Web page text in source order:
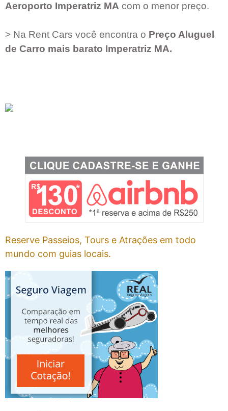
Aeroporto Imperatriz MA com o menor preço.
> Na Rent Cars você encontra o Preço Aluguel
de Carro mais barato Imperatriz MA.
Reserve Passeios, Tours e Atrações em todo
mundo com guias locais.